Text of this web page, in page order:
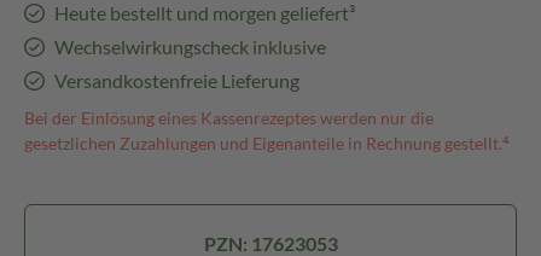
Heute bestellt und morgen geliefert³
Wechselwirkungscheck inklusive
Versandkostenfreie Lieferung
Bei der Einlösung eines Kassenrezeptes werden nur die
gesetzlichen Zuzahlungen und Eigenanteile in Rechnung gestellt.⁴
PZN: 17623053